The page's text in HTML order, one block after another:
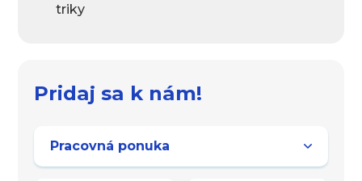
triky
Pridaj sa k nám!